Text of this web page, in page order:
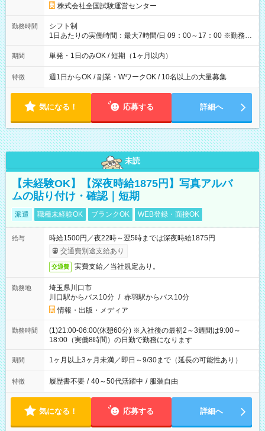
円の場合あり ・国家試験 7:00～13:30（休憩なし） 時給1,300
円（役割手当＋100円）×6時間＝日収8,400円＋交通費 【試用期
間】試用期間なし
株式会社全国試験運営センター
勤務時間
シフト制
1日あたりの実働時間：最大7時間/日 09：00～17：00 ※勤務時
間は 試験により異なります。
期間 単発・1日のみOK / 短期（1ヶ月以内）
特徴 週1日からOK / 副業・WワークOK / 10名以上の大量募集
気になる！ 応募する 詳細へ
未読
【未経験OK】【深夜時給1875円】写真アルバ
ムの貼り付け・確認｜短期
派遣 職種未経験OK ブランクOK WEB登録・面接OK
給与
時給1500円／夜22時～翌5時までは深夜時給1875円
交通費別途支給あり
交通費 実費支給／当社規定あり。
勤務地
埼玉県川口市
川口駅からバス10分 / 赤羽駅からバス10分
情報・出版・メディア
勤務時間
(1)21:00-06:00(休憩60分) ※入社後の最初2～3週間は9:00～
18:00（実働8時間）の日勤で勤務になります
期間 1ヶ月以上3ヶ月未満／即日～9/30まで（延長の可能性あり）
特徴 履歴書不要 / 40～50代活躍中 / 服装自由
気になる！ 応募する 詳細へ